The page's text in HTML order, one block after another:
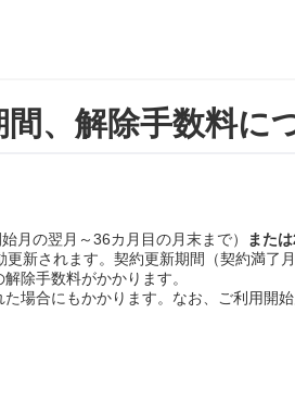
間、解除手数料に
始月の翌月～36カ月目の月末まで） また
新されます。契約更新期間（契約満了
除手数料がかかります。
場合にもかかります。なお、ご利用開